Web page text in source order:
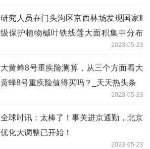
研究人员在门头沟区京西林场发现国家Ⅱ
级保护植物槭叶铁线莲大面积集中分布
2023-05-23
大黄蜂8号重疾险测算，从三个方面看大
黄蜂8号重疾险值得买吗？_天天热头条
2023-05-23
全球时讯：太棒了！事关进京通勤，北京
优化大调整已开始！
2023-05-23